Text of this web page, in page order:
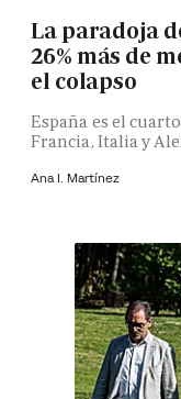
La paradoja
26% más de
el colapso
España es el
Francia, Italia y
Ana I. Martínez